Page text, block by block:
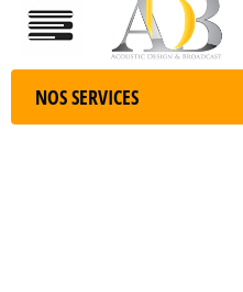
Nos services
NOS SERVICES